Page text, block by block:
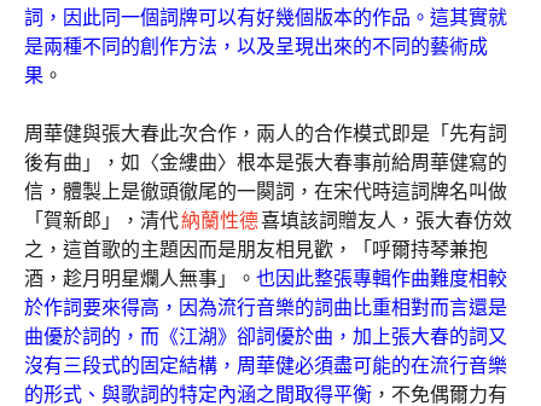
詞，因此同一個詞牌可以有好幾個版本的作品。這其實就
是兩種不同的創作方法，以及呈現出來的不同的藝術成
果 。
周華健與張大春此次合作，兩人的合作模式即是「先有詞
後有曲」，如〈金縷曲〉根本是張大春事前給周華健寫的
信，體製上是徹頭徹尾的一闋詞，在宋代時這詞牌名叫做
「賀新郎」，清代納蘭性德喜填該詞贈友人，張大春仿效
之，這首歌的主題因而是朋友相見歡，「呼爾持琴兼抱
酒，趁月明星爛人無事」。 也因此整張專輯作曲難度相較
於作詞要來得高，因為流行音樂的詞曲比重相對而言還是
曲優於詞的，而《江湖》卻詞優於曲，加上張大春的詞又
沒有三段式的固定結構，周華健必須盡可能的在流行音樂
的形式、與歌詞的特定內涵之間取得平衡 ，不免偶爾力有